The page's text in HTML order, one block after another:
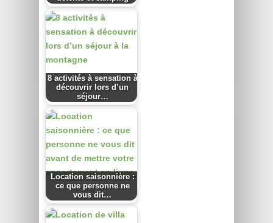
8 activités à sensation à
découvrir lors d’un
séjour…
Location saisonnière :
ce que personne ne
vous dit…